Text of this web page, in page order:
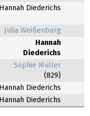
Hannah Diederichs
Julia Weißenburg
Hannah
Diederichs
Sophie Müller
(829)
Hannah Diederichs
Hannah Diederichs